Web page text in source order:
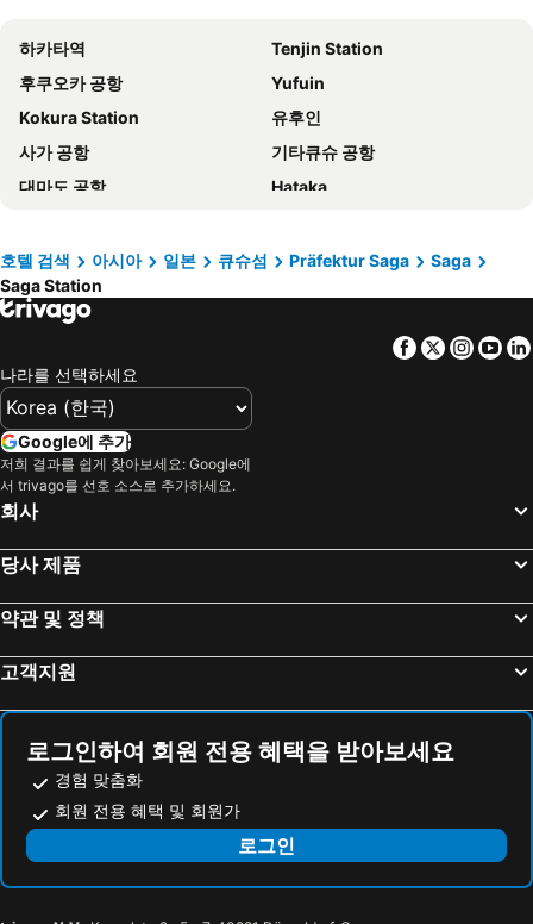
Sagayamato Onsen Hotel Amandi
Idaimae Green Hotel
KANSEI null 佐賀
KANSEI null SAGA
Hotel New Gaea Yanagawa
HOTEL R9 The Yard Kohoku
타쿠아
HOTEL R9 The Yard Kanzaki
Hotel AZ Saga Yoshinogari
Hotel AZ Saga Ogi
Hotel Elmont
Tatsumi Ryokan
Ryojinyado Tokyoya
Chikumasou
Business Suncity Ichigokan
Little Okawood
하카타역
Tenjin Station
후쿠오카 공항
Yufuin
Kokura Station
유후인
사가 공항
기타큐슈 공항
대마도 공항
Hataka
오이타 공항
Kurokawa Onsen hot spring
Canal City Hakata
Nakasu-Kawabata Station
Nishitetsu Fukuoka (Tenjin) Station
Kagoshima-Chuo Station
Marine Messe Fukuoka
Saga Station
Nishitetsu Hall
Yuda Onsen hot spring
Nishitetsu Kurume Station
Kyushu National Museum
Fukuoka Kokusai Center
Kumamoto Shinshigai
Fukuoka Yafuoku! Dome
Marine World Uminonakamichi
Chirinchirin ice cream
이키 공항
Shimonoseki Station
Mojiko Station
호텔 검색 아시아 일본 큐슈섬 Präfektur Saga
Saga
Saga Station
Facebook
Twitter
나라를 선택하세요
Google에 추가
저희 결과를 쉽게 찾아보세요: Google에
서 trivago를 선호 소스로 추가하세요.
회사
당사 제품
약관 및 정책
고객지원
로그인하여 회원 전용 혜택을 받아보세요
경험 맞춤화
회원 전용 혜택 및 회원가
로그인